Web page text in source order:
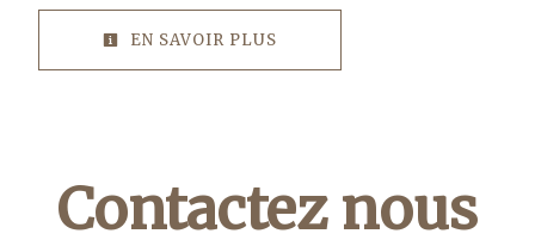
EN SAVOIR PLUS
Contactez nous